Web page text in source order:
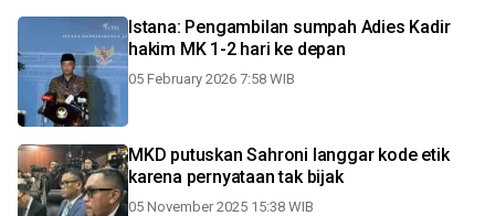
Istana: Pengambilan sumpah Adies Kadir
hakim MK 1-2 hari ke depan
05 February 2026 7:58 WIB
MKD putuskan Sahroni langgar kode etik
karena pernyataan tak bijak
05 November 2025 15:38 WIB